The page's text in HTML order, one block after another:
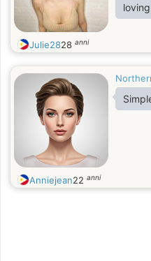
Julie2828 anni
Anniejean22 anni